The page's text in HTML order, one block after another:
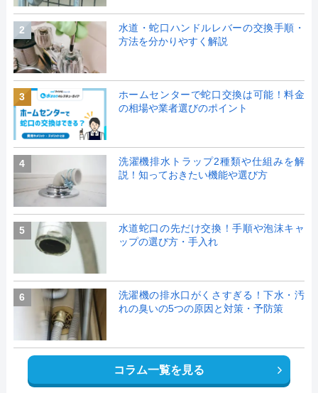
2
水道・蛇口ハンドルレバーの交換手順・
方法を分かりやすく解説
3
ホームセンターで蛇口交換は可能！料金
の相場や業者選びのポイント
4
洗濯機排水トラップ2種類や仕組みを解
説！知っておきたい機能や選び方
5
水道蛇口の先だけ交換！手順や泡沫キャ
ップの選び方・手入れ
6
洗濯機の排水口がくさすぎる！下水・汚
れの臭いの5つの原因と対策・予防策
コラム一覧を見る